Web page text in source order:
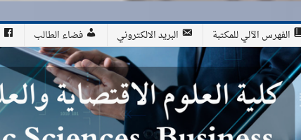
الفهرس الآلي للمكتبة البريد الالكتروني فضاء الطالب